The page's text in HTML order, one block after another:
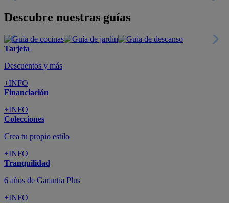
Descubre nuestras guías
Tarjeta
Descuentos y más
+INFO
Financiación
+INFO
Colecciones
Crea tu propio estilo
+INFO
Tranquilidad
6 años de Garantía Plus
+INFO